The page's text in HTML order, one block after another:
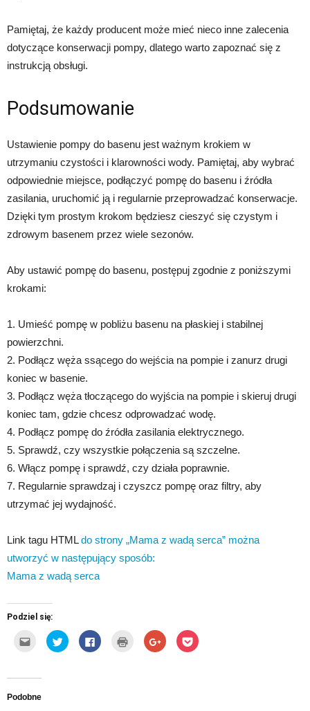
Pamiętaj, że każdy producent może mieć nieco inne zalecenia
dotyczące konserwacji pompy, dlatego warto zapoznać się z
instrukcją obsługi.
Podsumowanie
Ustawienie pompy do basenu jest ważnym krokiem w
utrzymaniu czystości i klarowności wody. Pamiętaj, aby wybrać
odpowiednie miejsce, podłączyć pompę do basenu i źródła
zasilania, uruchomić ją i regularnie przeprowadzać konserwacje.
Dzięki tym prostym krokom będziesz cieszyć się czystym i
zdrowym basenem przez wiele sezonów.
Aby ustawić pompę do basenu, postępuj zgodnie z poniższymi
krokami:
1. Umieść pompę w pobliżu basenu na płaskiej i stabilnej
powierzchni.
2. Podłącz węża ssącego do wejścia na pompie i zanurz drugi
koniec w basenie.
3. Podłącz węża tłoczącego do wyjścia na pompie i skieruj drugi
koniec tam, gdzie chcesz odprowadzać wodę.
4. Podłącz pompę do źródła zasilania elektrycznego.
5. Sprawdź, czy wszystkie połączenia są szczelne.
6. Włącz pompę i sprawdź, czy działa poprawnie.
7. Regularnie sprawdzaj i czyszcz pompę oraz filtry, aby
utrzymać jej wydajność.
Link tagu HTMLdo strony „Mama z wadą serca” można
utworzyć w następujący sposób:
Mama z wadą serca
Podziel się:
Kliknij,
wysłać
znajomego
e-
Udostępnij
na
Twitterze(Otwiera
Click
to
Kliknij
wydrukować(Otwiera
Click
to
share
Click
to
Podobne